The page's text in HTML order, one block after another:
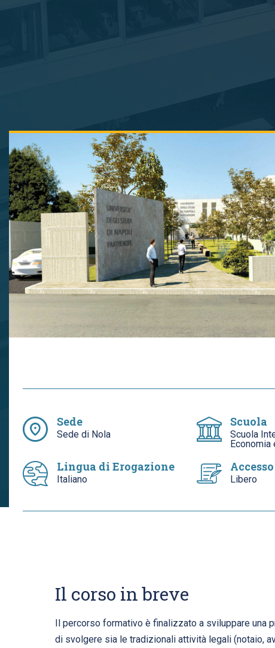
Sede
Sede di Nola
Scuola
Scuola
Economia
Lingua di Erogazione
Italiano
Accesso
Libero
Il corso in breve
Il percorso formativo è finalizzato a sviluppare una
di svolgere sia le tradizionali attività legali (notaio,